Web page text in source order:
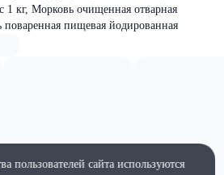
1 кг, Морковь очищенная отварная
поваренная пищевая йодированная
пользователей сайта используются